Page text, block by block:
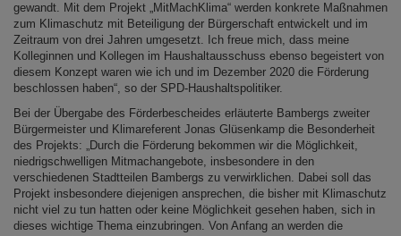
gewandt. Mit dem Projekt „MitMachKlima“ werden konkrete Maßnahmen
zum Klimaschutz mit Beteiligung der Bürgerschaft entwickelt und im
Zeitraum von drei Jahren umgesetzt. Ich freue mich, dass meine
Kolleginnen und Kollegen im Haushaltausschuss ebenso begeistert von
diesem Konzept waren wie ich und im Dezember 2020 die Förderung
beschlossen haben“, so der SPD-Haushaltspolitiker.
Bei der Übergabe des Förderbescheides erläuterte Bambergs zweiter
Bürgermeister und Klimareferent Jonas Glüsenkamp die Besonderheit
des Projekts: „Durch die Förderung bekommen wir die Möglichkeit,
niedrigschwelligen Mitmachangebote, insbesondere in den
verschiedenen Stadtteilen Bambergs zu verwirklichen. Dabei soll das
Projekt insbesondere diejenigen ansprechen, die bisher mit Klimaschutz
nicht viel zu tun hatten oder keine Möglichkeit gesehen haben, sich in
dieses wichtige Thema einzubringen. Von Anfang an werden die